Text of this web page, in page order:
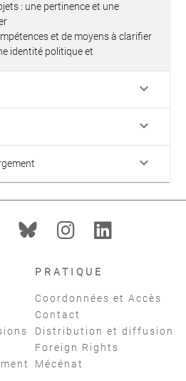
: une pertinence et une
et de moyens à clarifier
identité politique et
keyboard_arrow_down
keyboard_arrow_down
keyboard_arrow_down
PRATIQUE
Coordonnées et Accès
Contact
Distribution et diffusion
Foreign Rights
Mécénat